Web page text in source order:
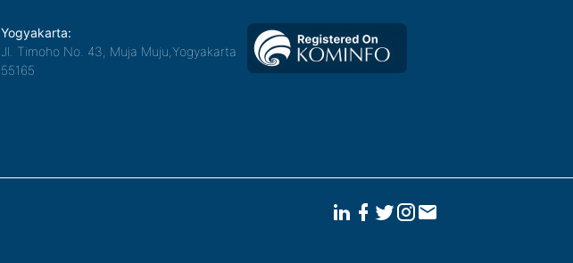
Yogyakarta:
Jl. Timoho No. 43, Muja Muju,Yogyakarta
55165